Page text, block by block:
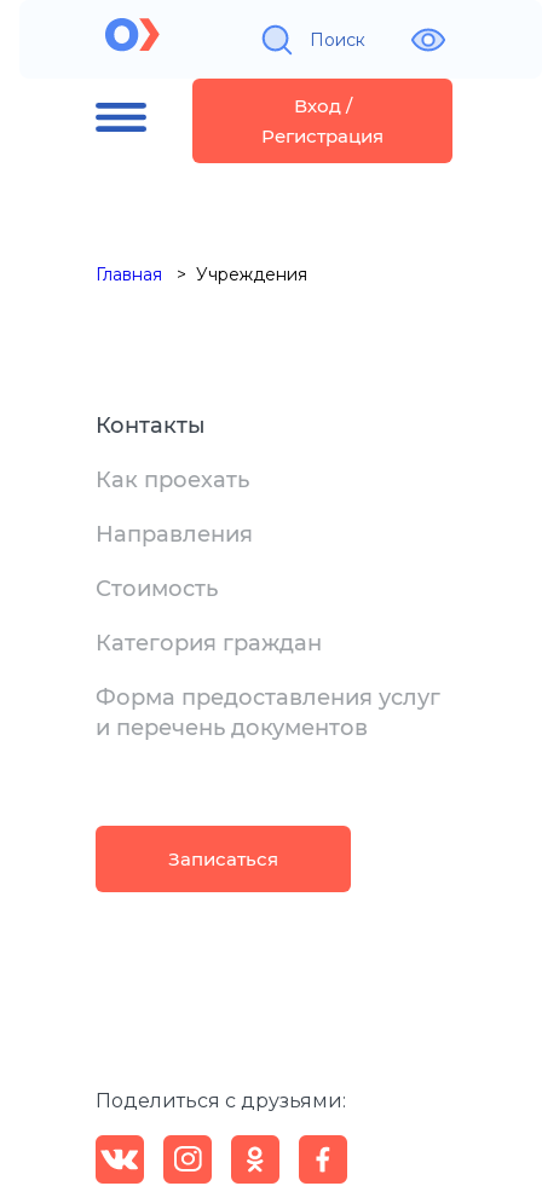
Поиск
Вход /
Регистрация
Главная Учреждения
Контакты
Как проехать
Направления
Стоимость
Категория граждан
Форма предоставления услуг
и перечень документов
Записаться
Поделиться с друзьями: